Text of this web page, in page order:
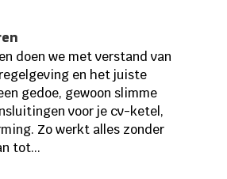
doen we met verstand van
en het juiste
gedoe, gewoon slimme
voor je cv-ketel,
Zo werkt alles zonder
tot...